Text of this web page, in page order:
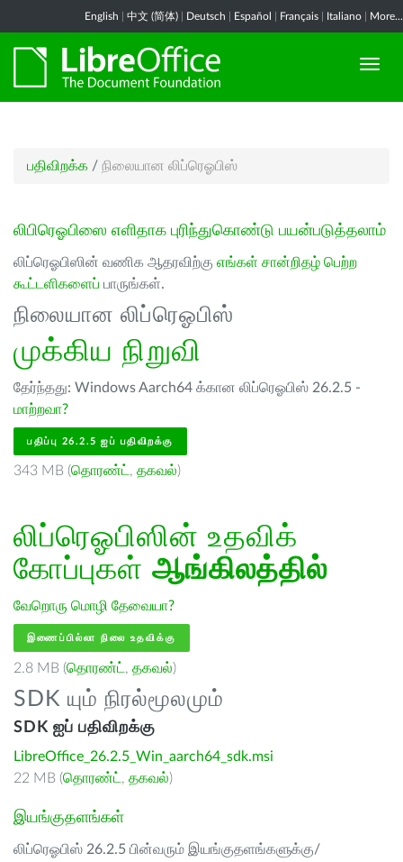
English 中文 (简体) Deutsch Español Français Italiano More...
பதிவிறக்க / நிலையான லிப்ரெஓபிஸ்
லிபிரெஓபிஸை எளிதாக புரிந்துகொண்டு பயன்படுத்தலாம்
லிப்ரெஓபிஸின் வணிக ஆதரவிற்கு எங்கள் சான்றிதழ் பெற்ற
கூட்டளிகளைப் பாருங்கள்.
நிலையான லிப்ரெஓபிஸ்
முக்கிய நிறுவி
தேர்ந்தது: Windows Aarch64 க்கான லிப்ரெஓபிஸ் 26.2.5 -
மாற்றவா?
பதிப்பு 26.2.5 ஐப் பதிவிறக்கு
343 MB (தொரண்ட் , தகவல்)
லிப்ரெஓபிஸின் உதவிக்
கோப்புகள் ஆங்கிலத்தில்
வேறொரு மொழி தேவையா?
இணைப்பில்லா நிலை உதவிக்கு
2.8 MB (தொரண்ட் , தகவல்)
SDK யும் நிரல்மூலமும்
SDK ஐப் பதிவிறக்கு
LibreOffice_26.2.5_Win_aarch64_sdk.msi
22 MB (தொரண்ட் , தகவல்)
இயங்குதளங்கள்
லிப்ரெஓபிஸ் 26.2.5 பின்வரும் இயங்குதளங்களுக்கு/